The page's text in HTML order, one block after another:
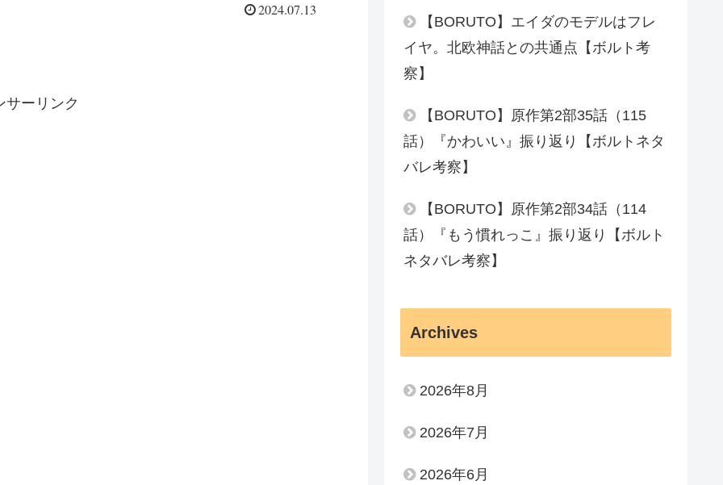
2024.07.13
サーリンク
【BORUTO】エイダのモデルはフレ
イヤ。北欧神話との共通点【ボルト考
察】
【BORUTO】原作第2部35話（115
話）『かわいい』振り返り【ボルトネタ
バレ考察】
【BORUTO】原作第2部34話（114
話）『もう慣れっこ』振り返り【ボルト
ネタバレ考察】
Archives
2026年8月
2026年7月
2026年6月